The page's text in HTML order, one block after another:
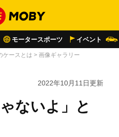
モータースポーツ イベント
ケースとは > 画像ギャラリー
2022年10月11日更新
ないよ」と